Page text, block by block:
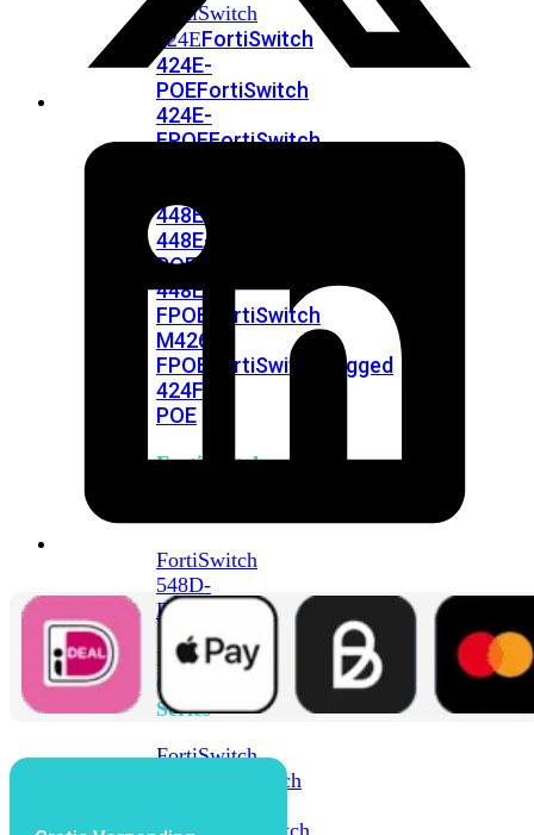
FortiSwitch
424EFortiSwitch
424E-
POEFortiSwitch
424E-
FPOEFortiSwitch
448E
448E-
POEFortiSwitch
448E-
FPOE
FortiSwitch
M426E-
FPOE
FortiSwitchRugged
424F-
POE
FortiSwitch
FortiSwitch
548D-
FPOE
FortiSwitch
600
Series
FortiSwitch
FortiSwitch
FPOE
FortiSwitch